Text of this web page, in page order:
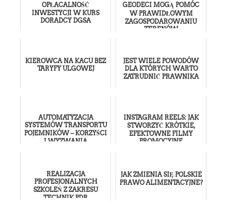
OPŁACALNOŚĆ
INWESTYCJI W KURS
DORADCY DGSA
GEODECI MOGĄ POMÓC
W PRAWIDŁOWYM
ZAGOSPODAROWANIU
TERENÓW
KIEROWCA NA KACU BEZ
TARYFY ULGOWEJ
JEST WIELE POWODÓW
DLA KTÓRYCH WARTO
ZATRUDNIĆ PRAWNIKA
AUTOMATYZACJA
SYSTEMÓW TRANSPORTU
POJEMNIKÓW – KORZYŚCI
I WYZWANIA
INSTAGRAM REELS: JAK
STWORZYĆ KRÓTKIE,
EFEKTOWNE FILMY
PROMOCYJNE
REALIZACJA
PROFESJONALNYCH
SZKOLEŃ Z ZAKRESU
TECHNIK PDR
JAK ZMIENIA SIĘ POLSKIE
PRAWO ALIMENTACYJNE?